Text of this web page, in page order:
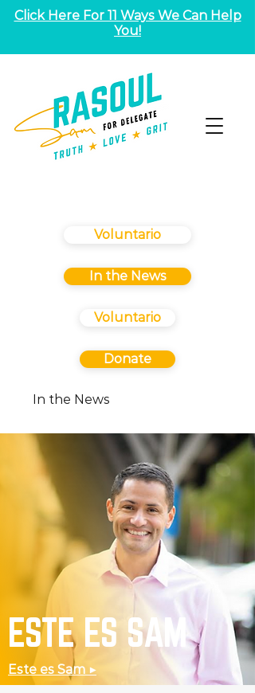
Voluntario
In the News
Voluntario
Donate
In the News
Click Here For 11 Ways We Can Help
You!
ESTE ES SAM
Este es Sam ▶